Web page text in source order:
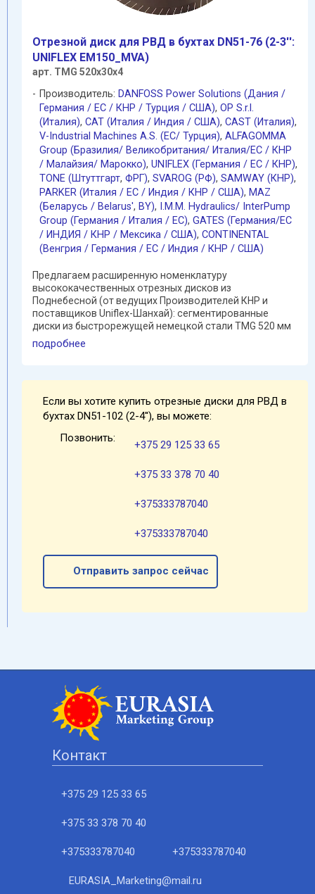
Отрезной диск для РВД в бухтах DN51-76 (2-3'':
UNIFLEX EM150_MVA)
арт. TMG 520х30х4
Производитель: DANFOSS Power Solutions (Дания /
Германия / EC / КНР / Турция / США), OP S.r.l.
(Италия), CAT (Италия / Индия / США), CAST (Италия),
V-Industrial Machines A.S. (EC/ Турция), ALFAGOMMA
Group (Бразилия/ Великобритания/ Италия/ЕС / КНР
/ Малайзия/ Марокко), UNIFLEX (Германия / EC / КНР),
TONE (Штуттгарт, ФРГ), SVAROG (РФ), SAMWAY (КНР),
PARKER (Италия / ЕС / Индия / КНР / США), MAZ
(Беларусь / Belarus', BY), I.M.M. Hydraulics/ InterPump
Group (Германия / Италия / ЕС), GATES (Германия/EC
/ ИНДИЯ / КНР / Мексика / США), CONTINENTAL
(Венгрия / Германия / ЕС / Индия / КНР / США)
Предлагаем расширенную номенклатуру
высококачественных отрезных дисков из
Поднебесной (от ведущих Производителей КНР и
поставщиков Uniflex-Шанхай): сегментированные
диски из быстрорежущей немецкой стали TMG 520 мм
(с "насечками" ) обеспечивают ...
подробнее
Если вы хотите купить отрезные диски для РВД в
бухтах DN51-102 (2-4''), вы можете:
Позвонить:
+375 29 125 33 65
+375 33 378 70 40
+375333787040
+375333787040
Отправить запрос сейчас
Контакт
+375 29 125 33 65
+375 33 378 70 40
+375333787040 +375333787040
EURASIA_Marketing@mail.ru